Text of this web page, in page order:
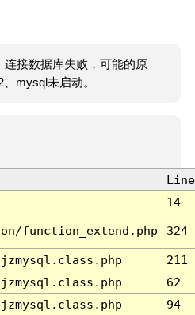
连接数据库失败，可能的原
mysql未启动。
Line
14
function_extend.php 324
211
62
94